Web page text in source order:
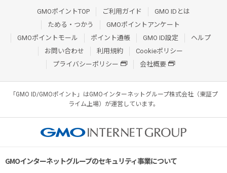
GMOポイントTOP ご利用ガイド
GMO IDとは
ためる・つかう
GMOポイントアンケート
GMOポイントモール
ポイント通帳 GMO ID設定
ヘルプ
お問い合わせ
利用規約
Cookieポリシー
プライバシーポリシー
会社概要
「GMO ID/GMOポイント」はGMOインターネットグループ株式会社（東証プ
ライム上場）が運営しています。
GMOインターネットグループのセキュリティ事業について